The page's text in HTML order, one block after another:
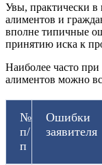
Увы, практически в
алиментов и
вполне типичные
принятию иска к
Наиболее часто
алиментов можно
№
п/
п
Ошибки
заявителя